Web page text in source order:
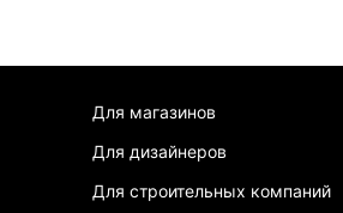
Для магазинов
Для дизайнеров
Для строительных компаний